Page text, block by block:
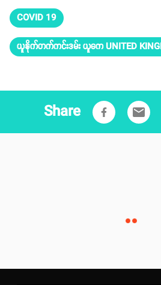
COVID 19
ယူနိုက်တက်ကင်းဒမ်း ယူကေ UNITED
Share email